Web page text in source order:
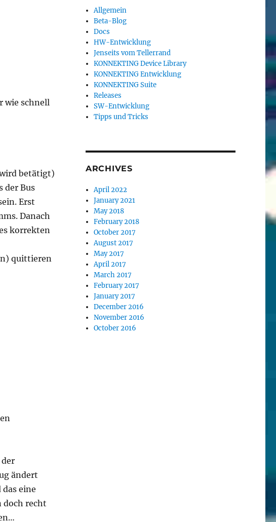
wie schnell
betätigt)
der Bus
Erst
Danach
korrekten
quittieren
ändert
eine
doch recht
Allgemein
Beta-Blog
Docs
HW-Entwicklung
Jenseits vom Tellerrand
KONNEKTING Device Library
KONNEKTING Entwicklung
KONNEKTING Suite
Releases
SW-Entwicklung
Tipps und Tricks
ARCHIVES
April 2022
January 2021
May 2018
February 2018
October 2017
August 2017
May 2017
April 2017
March 2017
February 2017
January 2017
December 2016
November 2016
October 2016